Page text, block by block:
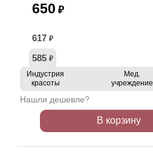
650 ₽
617 ₽
585 ₽
Индустрия
красоты
Мед.
учреждение
Нашли дешевле?
В корзину